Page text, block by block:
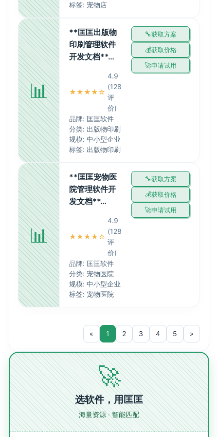
标签: 宠物店
📊
**匡匡出版物
印刷管理软件
开发文档**…
★★★★☆
4.9
(128
评
价)
品牌: 匡匡软件
分类: 出版物印刷
规模: 中小型企业
标签: 出版物印刷
获取方案
获取价格
申请试用
📊
**匡匡宠物医
院管理软件开
发文档**…
★★★★☆
4.9
(128
评
价)
品牌: 匡匡软件
分类: 宠物医院
规模: 中小型企业
标签: 宠物医院
获取方案
获取价格
申请试用
« 1 2 3 4 5 »
🚀
选软件，用匡匡
海量资源 · 智能匹配